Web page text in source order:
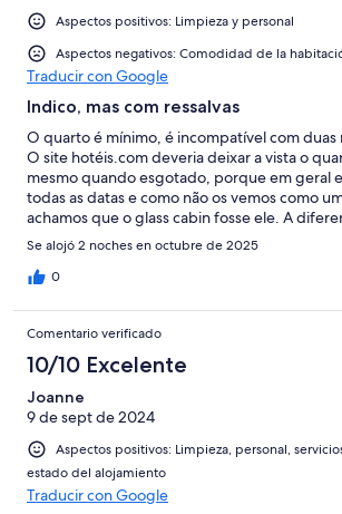
Aspectos positivos: Limpieza y personal
Aspectos negativos: Comodidad de la
Traducir con Google
Indico, mas com ressalvas
O quarto é mínimo, é incompatível com duas
O site hotéis.com deveria deixar a vista o
mesmo quando esgotado, porque em geral
todas as datas e como não os vemos como
achamos que o glass cabin fosse ele. A
visual é absurda entre um e outro O preço
hotéis.com é pessimo comparativo a própria
cabin tirando o seu micro tamanho é ótimo Os
piscina ligada a sauna
Se alojó 2 noches en octubre de 2025
0
Comentario verificado
10/10 Excelente
Joanne
9 de sept de 2024
Aspectos positivos: Limpieza, personal,
estado del alojamiento
Traducir con Google